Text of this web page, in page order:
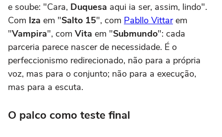
e soube: "Cara, Duquesa aqui ia ser, assim, lindo".
Com Iza em "Salto 15", com Pabllo Vittarem
"Vampira", com Vita em "Submundo": cada
parceria parece nascer de necessidade. É o
perfeccionismo redirecionado, não para a própria
voz, mas para o conjunto; não para a execução,
mas para a escuta.
O palco como teste final